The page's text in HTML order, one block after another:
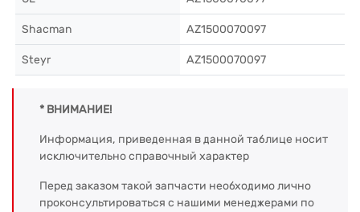
Shacman AZ1500070097
Steyr AZ1500070097
* ВНИМАНИЕ!
Информация, приведенная в данной таблице носит
исключительно справочный характер
Перед заказом такой запчасти необходимо лично
проконсультироваться с нашими менеджерами по